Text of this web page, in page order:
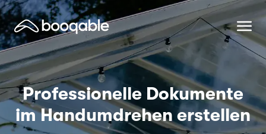
Professionelle Dokumente
im Handumdrehen erstellen